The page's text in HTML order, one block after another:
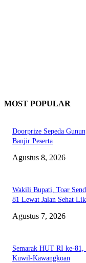
MOST POPULAR
Doorprize Sepeda
Banjir Peserta
Agustus 8, 2026
Wakili Bupati, Toar
81 Lewat Jalan Sehat
Agustus 7, 2026
Semarak HUT RI ke-81,
Kuwil-Kawangkoan